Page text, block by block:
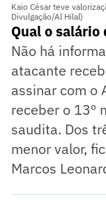
Kaio César teve
Divulgação/Al Hilal)
Qual o salário
Não há
atacante
assinar com o
receber o 13º
saudita. Dos
menor valor,
Marcos